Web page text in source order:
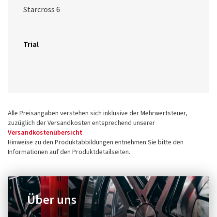
Starcross 6
Trial
Alle Preisangaben verstehen sich inklusive der Mehrwertsteuer,
zuzüglich der Versandkosten entsprechend unserer
Versandkostenübersicht.
Hinweise zu den Produktabbildungen entnehmen Sie bitte den
Informationen auf den Produktdetailseiten.
Über uns